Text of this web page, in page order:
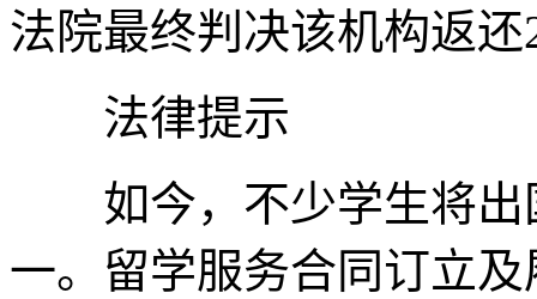
法院最终判决该机构返还
法律提示
如今，不少学生将出
一。留学服务合同订立